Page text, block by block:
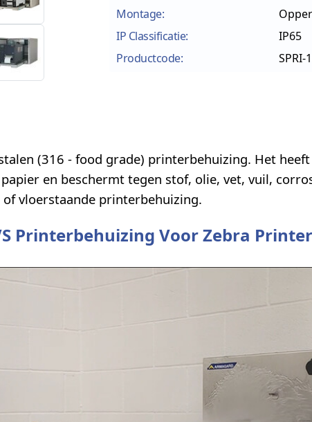
Montage:
IP Classificatie:
IP65
Productcode:
SPRI-
(316 - food grade) printerbehuizing. Het
en beschermt tegen stof, olie, vet, vuil,
vloerstaande printerbehuizing.
Printerbehuizing Voor Zebra Printer